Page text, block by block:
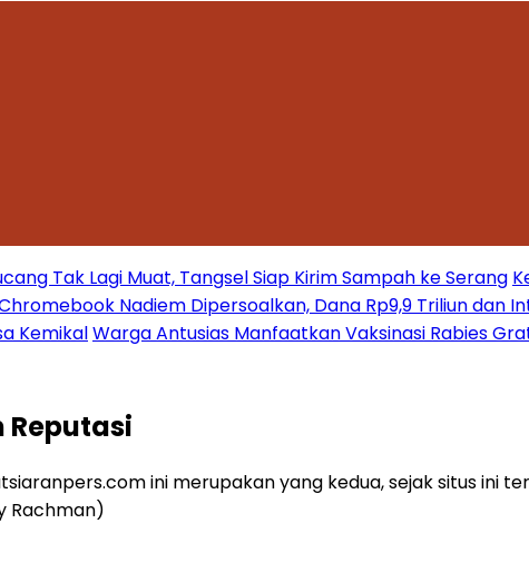
Tak Lagi Muat, Tangsel Siap Kirim Sampah ke Serang
Nadiem Dipersoalkan, Dana Rp9,9 Triliun dan
KemikalWarga Antusias Manfaatkan Vaksinasi Rabies
Reputasi